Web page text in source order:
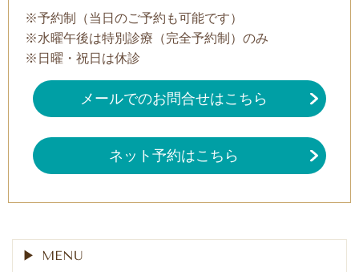
※予約制（当日のご予約も可能です）
※水曜午後は特別診療（完全予約制）のみ
※日曜・祝日は休診
メールでのお問合せはこちら
ネット予約はこちら
MENU